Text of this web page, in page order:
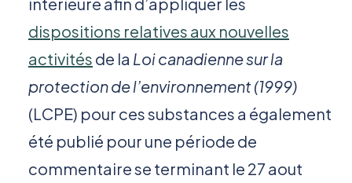
dispositions relatives aux nouvelles
activités de la Loi canadienne sur la
protection de l’environnement (1999)
(LCPE) pour ces substances a également
été publié pour une période de
commentaire se terminant le 27 aout